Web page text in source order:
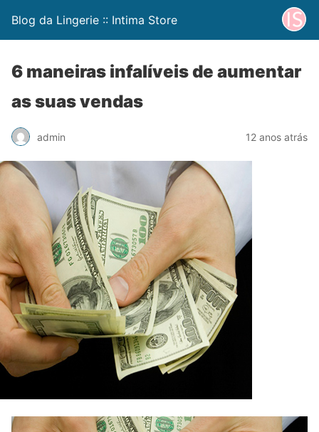
Blog da Lingerie :: Intima Store
6 maneiras infalíveis de aumentar
as suas vendas
admin 12 anos atrás